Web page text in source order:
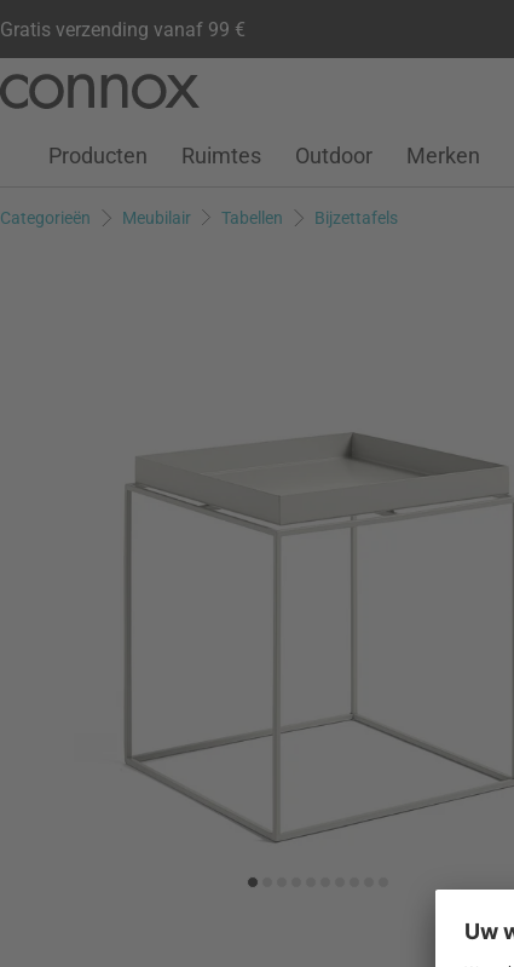
Gratis verzending vanaf 99 €
pagina-
zoeken
Klantenaccount
Verlanglijstje
Warenkorb
Producten Ruimtes Outdoor Merken
Categorieën Meubilair Tabellen Bijzettafels